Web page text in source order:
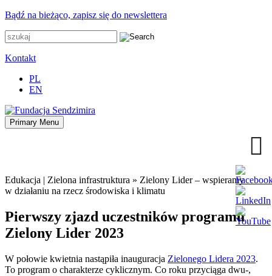
Przejdź
zawartości
Bądź na bieżąco, zapisz się do newslettera
Kontakt
PL
EN
Fundacja Sendzimira
Oferujemy wsparcie doradcze i szkoleniowe z zakresu
zrównoważonego rozwoju miast, nasza specjalizacja to wdrażanie
błękitno-zielonej infrastruktury i adaptacja miast do zmian klimatu
Primary Menu
Edukacja | Zielona infrastruktura » Zielony Lider – wspieramy
w działaniu na rzecz środowiska i klimatu
Pierwszy zjazd uczestników programu
Zielony Lider 2023
W połowie kwietnia nastąpiła inauguracja Zielonego Lidera 2023.
To program o charakterze cyklicznym. Co roku przyciąga dwu-,